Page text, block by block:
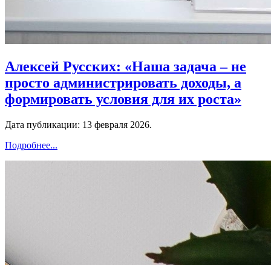
Алексей Русских: «Наша задача – не
просто администрировать доходы, а
формировать условия для их роста»
Дата публикации: 13 февраля 2026.
Подробнее...